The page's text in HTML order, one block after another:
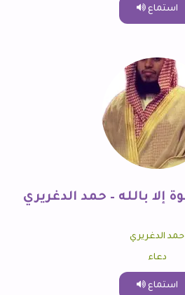
استماع
إلا بالله – حمد الدغريري
حمد الدغريري
دعاء
استماع